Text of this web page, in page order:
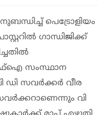
പെട്രോളിയം
ഗാന്ധിജിക്ക്
സംസ്ഥാന
ഡി സവര്‍ക്കര്‍ വീര
വി